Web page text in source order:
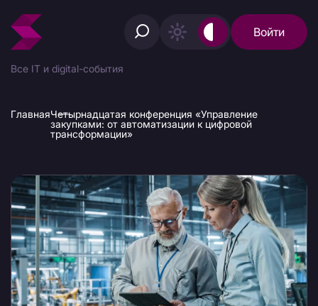
Войти
Все IT и digital-события
ГлавнаяЧетырнадцатая конференция «Управление
закупками: от автоматизации к цифровой
трансформации»